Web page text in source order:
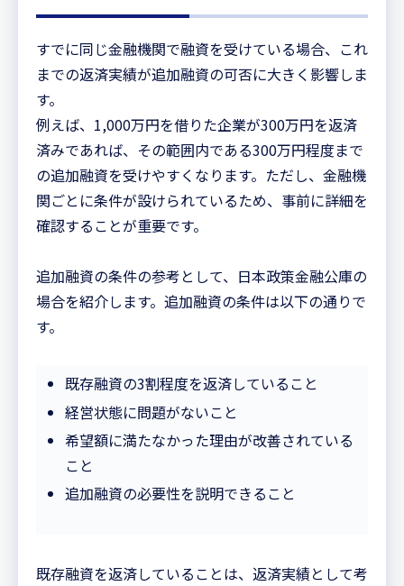
すでに同じ金融機関で融資を受けている場合、これ
までの返済実績が追加融資の可否に大きく影響しま
す。
例えば、1,000万円を借りた企業が300万円を返済
済みであれば、その範囲内である300万円程度まで
の追加融資を受けやすくなります。ただし、金融機
関ごとに条件が設けられているため、事前に詳細を
確認することが重要です。
追加融資の条件の参考として、日本政策金融公庫の
場合を紹介します。追加融資の条件は以下の通りで
す。
既存融資の3割程度を返済していること
経営状態に問題がないこと
希望額に満たなかった理由が改善されている
こと
追加融資の必要性を説明できること
既存融資を返済していることは、返済実績として考